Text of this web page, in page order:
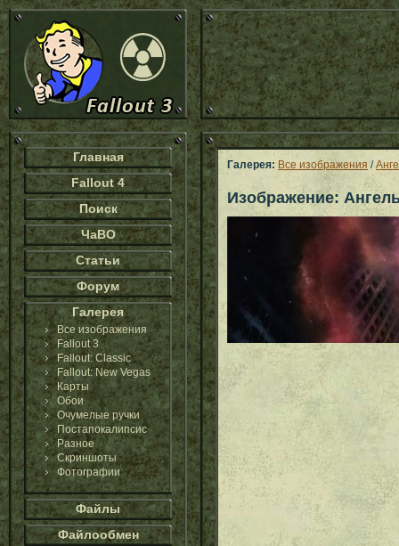
Главная
Fallout 4
Поиск
ЧаВО
Статьи
Форум
Галерея
Все изображения
Fallout 3
Fallout: Classic
Fallout: New Vegas
Карты
Обои
Очумелые ручки
Постапокалипсис
Разное
Скриншоты
Фотографии
Файлы
Файлообмен
Галерея: Все изображения /
Изображение: